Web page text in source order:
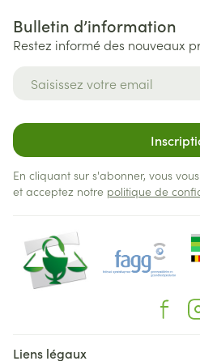
Bulletin d’information
Restez informé des nouveaux
En cliquant sur s'abonner, vous
et acceptez notre politique de
Liens légaux